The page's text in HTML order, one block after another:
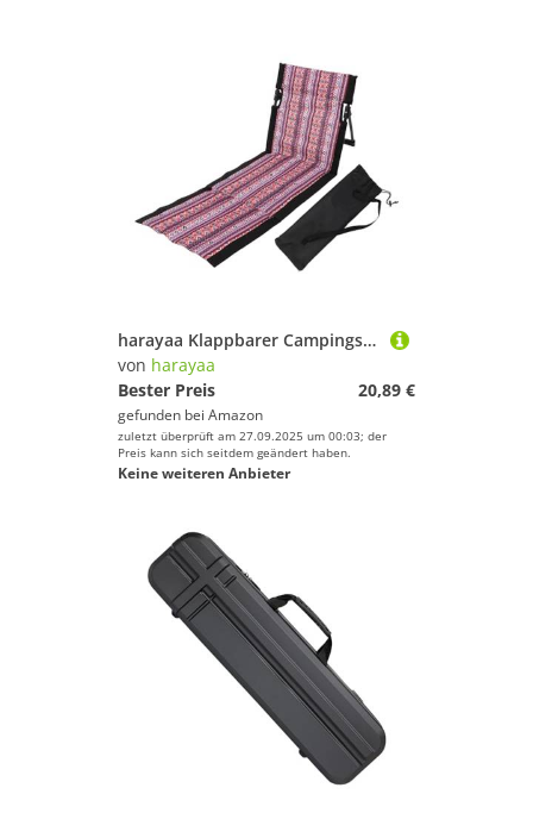
harayaa Klappbarer Campingstuhl mit Rückenlehne, Klappbarer Bodenstuhl, Tragbar, Bequem für Parks, Zum Sonnenbaden, für Konzerte Im Freien Und Zum Wandern, Schwarzer Rand
von harayaa
Bester Preis
20,89 €
gefunden bei Amazon
zuletzt überprüft am 27.09.2025 um 00:03; der
Preis kann sich seitdem geändert haben.
Keine weiteren Anbieter